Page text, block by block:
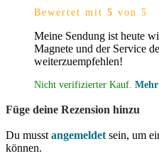
Bewertet mit 5 von 5
Meine Sendung ist heute
Magnete und der Service
weiterzuempfehlen!
Nicht verifizierter Kauf.
Füge deine Rezension hinzu
Du musst angemeldet sein, um
können.